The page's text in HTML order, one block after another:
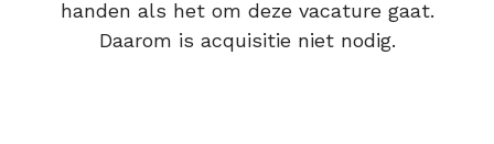
handen als het om deze vacature gaat.
Daarom is acquisitie niet nodig.